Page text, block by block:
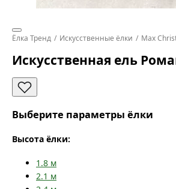
Ёлка Тренд Искусственные ёлки Max
Искусственная ель
Выберите параметры ёлки
Высота ёлки:
1.8 м
2.1 м